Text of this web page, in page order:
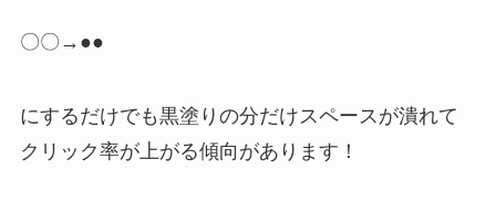
〇〇→●●
にするだけでも黒塗りの分だけスペースが潰れて
クリック率が上がる傾向があります！